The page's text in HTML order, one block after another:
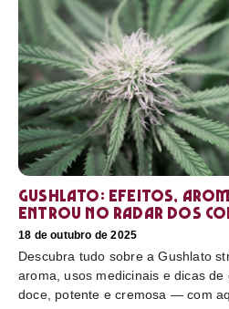
Gushlato: efeitos,
entrou no radar dos
18 de outubro de 2025
Descubra tudo sobre a Gushlato
aroma, usos medicinais e dicas de
doce, potente e cremosa — com